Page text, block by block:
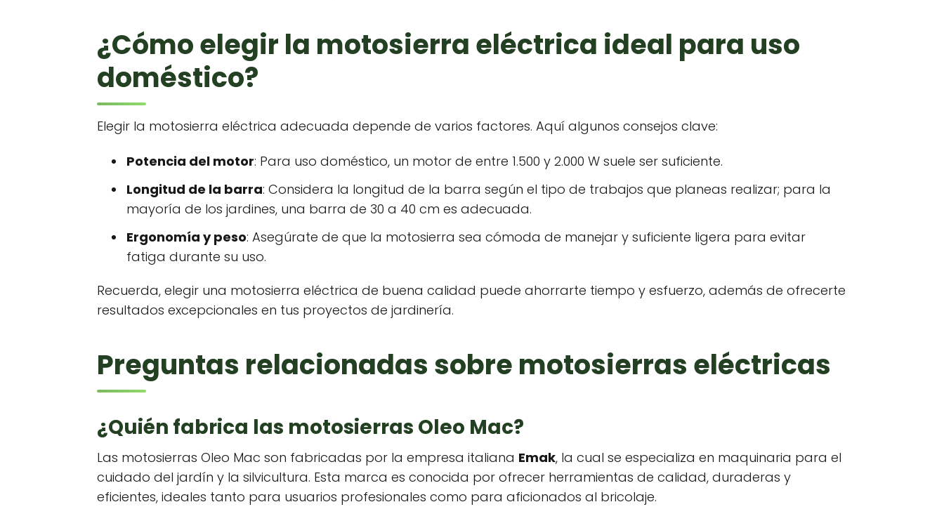
¿Cómo elegir la motosierra eléctrica ideal para uso
doméstico?
Elegir la motosierra eléctrica adecuada depende de varios factores. Aquí algunos consejos clave:
Potencia del motor: Para uso doméstico, un motor de entre 1.500 y 2.000 W suele ser suficiente.
Longitud de la barra: Considera la longitud de la barra según el tipo de trabajos que planeas realizar; para la
mayoría de los jardines, una barra de 30 a 40 cm es adecuada.
Ergonomía y peso: Asegúrate de que la motosierra sea cómoda de manejar y suficiente ligera para evitar
fatiga durante su uso.
Recuerda, elegir una motosierra eléctrica de buena calidad puede ahorrarte tiempo y esfuerzo, además de ofrecerte
resultados excepcionales en tus proyectos de jardinería.
Preguntas relacionadas sobre motosierras eléctricas
¿Quién fabrica las motosierras Oleo Mac?
Las motosierras Oleo Mac son fabricadas por la empresa italiana Emak, la cual se especializa en maquinaria para el
cuidado del jardín y la silvicultura. Esta marca es conocida por ofrecer herramientas de calidad, duraderas y
eficientes, ideales tanto para usuarios profesionales como para aficionados al bricolaje.